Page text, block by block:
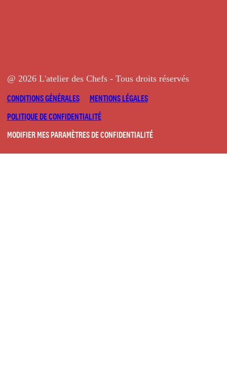
@ 2026 L'atelier des Chefs - Tous droits réservés
CONDITIONS GÉNÉRALES
MENTIONS LÉGALES
POLITIQUE DE CONFIDENTIALITÉ
MODIFIER MES PARAMÈTRES DE CONFIDENTIALITÉ